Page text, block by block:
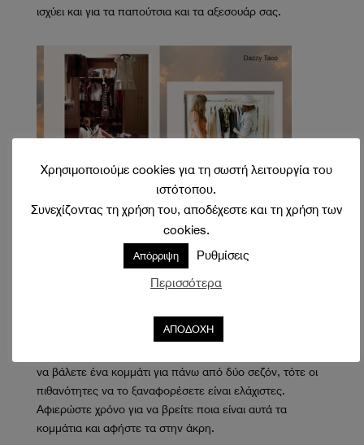
ισχύει και για τα παπούτσια και τα αξεσουάρ σας.
3. Πώς θα ξέρετε ποια ρούχα θα αποχωριστείτε;
να βάλετε ένα κομμάτι για πάνω από δύο σεζόν, τότε οι
πιθανότητες να το ξαναφορέσετε είναι ελάχιστες.
Αφιερώστε χρόνο για να βρείτε ποια είναι αυτά τα
κομμάτια και αφήστε τα στην άκρη.
Χρησιμοποιούμε cookies για τη σωστή λειτουργία του
ιστότοπου.
Συνεχίζοντας τη χρήση του, αποδέχεστε και τη χρήση των
cookies.
Απόρριψη Ρυθμίσεις
Περισσότερα
ΑΠΟΔΟΧΗ